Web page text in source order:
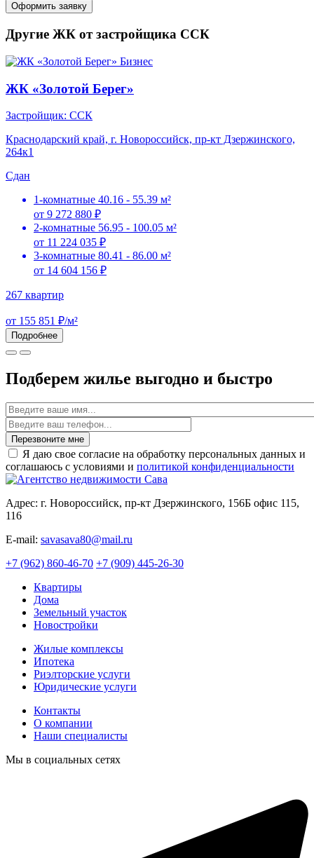
Оформить заявку
Другие ЖК от застройщика ССК
Бизнес
ЖК «Золотой Берег»
Застройщик: ССК
Краснодарский край, г. Новороссийск, пр-кт Дзержинского,
264к1
Сдан
1-комнатные 40.16 - 55.39 м²
от 9 272 880 ₽
2-комнатные 56.95 - 100.05 м²
от 11 224 035 ₽
3-комнатные 80.41 - 86.00 м²
от 14 604 156 ₽
267 квартир
от 155 851 ₽/м²
Подробнее
Подберем жилье выгодно и быстро
Имя
Перезвоните мне
Я даю свое согласие на обработку персональных данных и
соглашаюсь с условиями и политикой конфиденциальности
Адрес: г. Новороссийск, пр-кт Дзержинского, 156Б офис 115,
116
E-mail: savasava80@mail.ru
+7 (962) 860-46-70 +7 (909) 445-26-30
Квартиры
Дома
Земельный участок
Новостройки
Жилые комплексы
Ипотека
Риэлторские услуги
Юридические услуги
Контакты
О компании
Наши специалисты
Мы в социальных сетях